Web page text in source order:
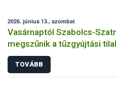
2026. június 13., szombat
Vasárnaptól Szabolcs-
megszűnik a tűzgyújtási
TOVÁBB